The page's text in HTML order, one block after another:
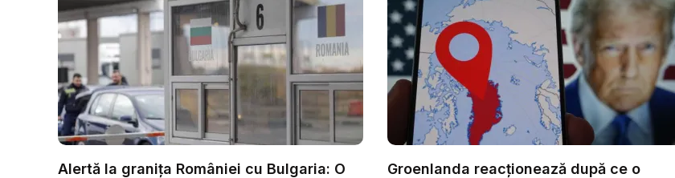
Alertă la granița României cu Bulgaria: O
Groenlanda reacționează după ce o